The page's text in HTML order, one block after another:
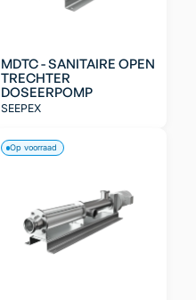
MDTC - SANITAIRE OPEN
TRECHTER
DOSEERPOMP
SEEPEX
Op voorraad